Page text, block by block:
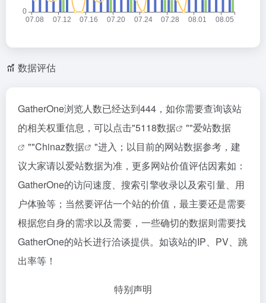
数据评估
GatherOne浏览人数已经达到444，如你需要查询该站
的相关权重信息，可以点击"5118数据 ""爱站数据
""Chinaz数据
"进入；以目前的网站数据参考，建
议大家请以爱站数据为准，更多网站价值评估因素如：
GatherOne的访问速度、搜索引擎收录以及索引量、用
户体验等；当然要评估一个站的价值，最主要还是需要
根据您自身的需求以及需要，一些确切的数据则需要找
GatherOne的站长进行洽谈提供。如该站的IP、PV、跳
出率等！
特别声明